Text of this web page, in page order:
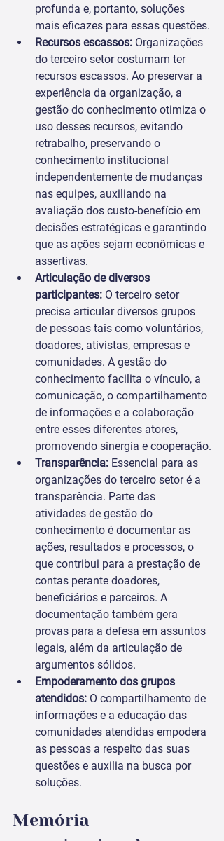
profunda e, portanto, soluções
mais eficazes para essas questões.
Recursos escassos: Organizações
do terceiro setor costumam ter
recursos escassos. Ao preservar a
experiência da organização, a
gestão do conhecimento otimiza o
uso desses recursos, evitando
retrabalho, preservando o
conhecimento institucional
independentemente de mudanças
nas equipes, auxiliando na
avaliação dos custo-benefício em
decisões estratégicas e garantindo
que as ações sejam econômicas e
assertivas.
Articulação de diversos
participantes: O terceiro setor
precisa articular diversos grupos
de pessoas tais como voluntários,
doadores, ativistas, empresas e
comunidades. A gestão do
conhecimento facilita o vínculo, a
comunicação, o compartilhamento
de informações e a colaboração
entre esses diferentes atores,
promovendo sinergia e cooperação.
Transparência: Essencial para as
organizações do terceiro setor é a
transparência. Parte das
atividades de gestão do
conhecimento é documentar as
ações, resultados e processos, o
que contribui para a prestação de
contas perante doadores,
beneficiários e parceiros. A
documentação também gera
provas para a defesa em assuntos
legais, além da articulação de
argumentos sólidos.
Empoderamento dos grupos
atendidos: O compartilhamento de
informações e a educação das
comunidades atendidas empodera
as pessoas a respeito das suas
questões e auxilia na busca por
soluções.
Memória